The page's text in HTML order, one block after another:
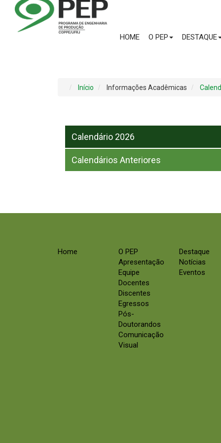
HOME O PEP DESTAQUE
Início Informações Acadêmicas
Calendário 2026
Calendários Anteriores
Home
O PEP
Apresentação
Equipe
Docentes
Discentes
Egressos
Pós-
Doutorandos
Comunicação
Visual
Destaque
Notícias
Eventos